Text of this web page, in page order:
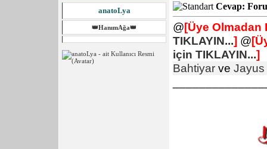
anatoLya
👑HanımAğa👑
Cevap:
@[Üye
TIKLAYIN...] @
için TIKLAYIN...]
Bahtiyar ve Jayus